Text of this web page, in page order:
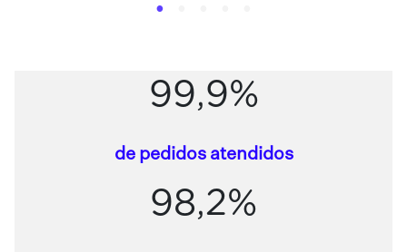
99,9%
de pedidos atendidos
98,2%